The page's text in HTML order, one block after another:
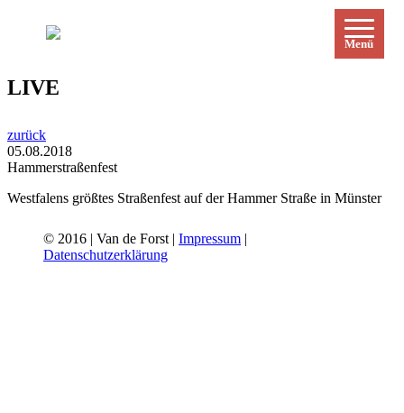
LIVE
zurück
05.08.2018
Hammerstraßenfest
Westfalens größtes Straßenfest auf der Hammer Straße in Münster
© 2016 | Van de Forst | Impressum |
Datenschutzerklärung
Menü